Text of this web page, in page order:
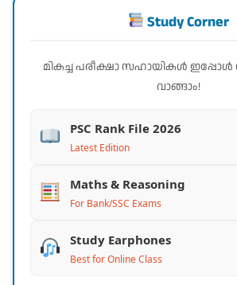
Study Corner
മികച്ച പരീക്ഷാ സഹായികൾ
വാങ്ങാം!
PSC Rank File 2026
Latest Edition
Maths & Reasoning
For Bank/SSC Exams
Study Earphones
Best for Online Class